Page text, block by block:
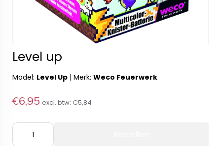
Level up
Model: Level Up | Merk: Weco Feuerwerk
€6,95 excl. btw: €5,84